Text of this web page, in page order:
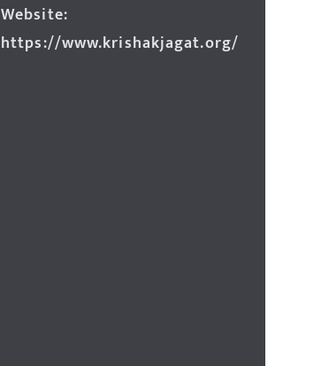
Website:
https://www.krishakjagat.org/